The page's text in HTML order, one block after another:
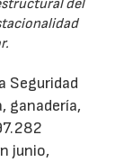
del
Seguridad
ganadería,
junio,